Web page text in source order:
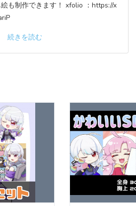
も制作できます！ xfolio ：https://x
続きを読む